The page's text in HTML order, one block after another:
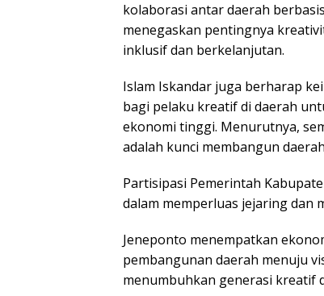
kolaborasi antar daerah
menegaskan pentingnya
inklusif dan berkelanjutan.
Islam Iskandar juga berharap
bagi pelaku kreatif di daerah
ekonomi tinggi. Menurutnya,
adalah kunci membangun
Partisipasi Pemerintah
dalam memperluas jejaring dan
Jeneponto menempatkan
pembangunan daerah menuju
menumbuhkan generasi kreatif